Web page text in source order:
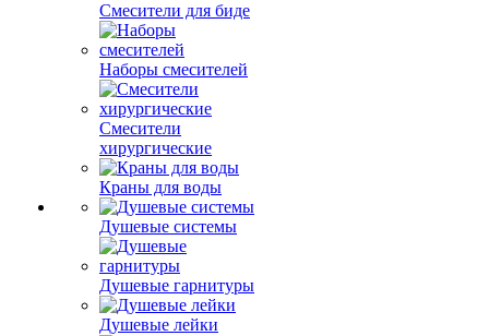
Смесители для биде
Наборы смесителей
Смесители
хирургические
Краны для воды
Душевые системы
Душевые гарнитуры
Душевые лейки